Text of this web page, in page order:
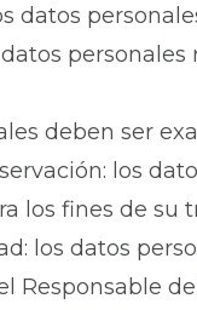
datos
deben ser
los
los fines de su
los datos
Responsable